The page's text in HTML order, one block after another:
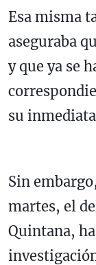
Esa misma
aseguraba
y que ya se
su
Sin
martes, el
Quintana,